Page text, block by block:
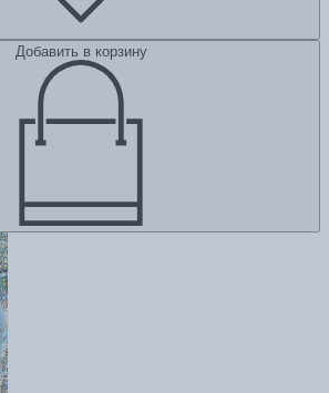
Добавить в корзину